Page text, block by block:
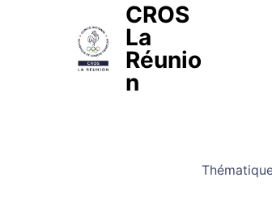
CROS
La
Réunio
n
Comité Régional